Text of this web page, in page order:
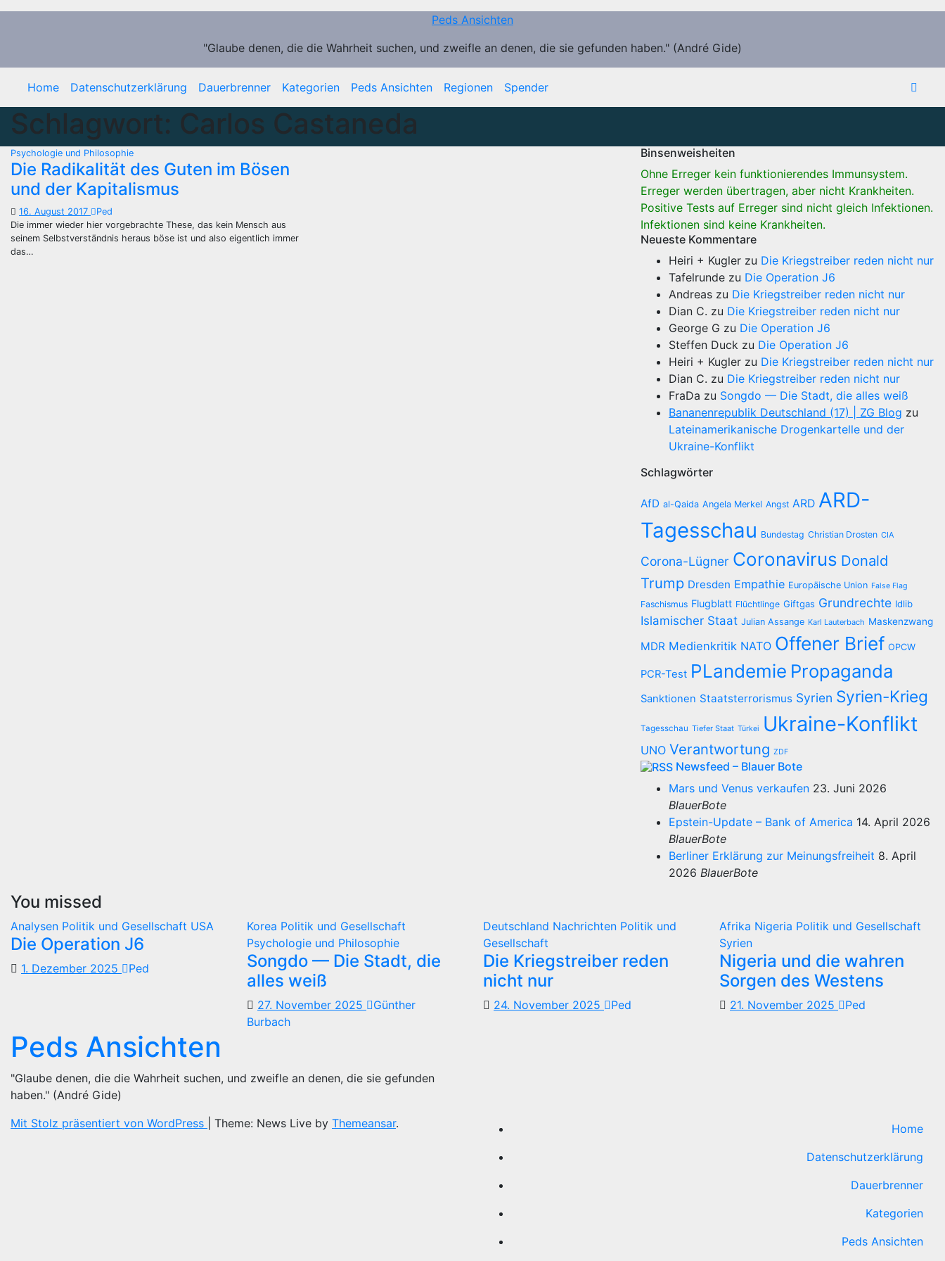
Zum
Peds Ansichten
"Glaube denen, die die Wahrheit suchen, und zweifle an denen, die sie gefunden haben." (André Gide)
Home Datenschutzerklärung Dauerbrenner Kategorien Peds Ansichten Regionen Spender
Schlagwort: Carlos Castaneda
Psychologie und Philosophie
Die Radikalität des Guten im Bösen
und der Kapitalismus
16. August 2017
Ped
Die immer wieder hier vorgebrachte These, das kein Mensch aus
seinem Selbstverständnis heraus böse ist und also eigentlich immer
das…
Binsenweisheiten
Ohne Erreger kein funktionierendes Immunsystem.
Erreger werden übertragen, aber nicht Krankheiten.
Positive Tests auf Erreger sind nicht gleich Infektionen.
Infektionen sind keine Krankheiten.
Neueste Kommentare
Heiri + Kugler zu Die Kriegstreiber reden nicht nur
Tafelrunde zu Die Operation J6
Andreas zu Die Kriegstreiber reden nicht nur
Dian C. zu Die Kriegstreiber reden nicht nur
George G zu Die Operation J6
Steffen Duck zu Die Operation J6
Heiri + Kugler zu Die Kriegstreiber reden nicht nur
Dian C. zu Die Kriegstreiber reden nicht nur
FraDa zu Songdo — Die Stadt, die alles weiß
Bananenrepublik Deutschland (17) | ZG Blog zu
Lateinamerikanische Drogenkartelle und der
Ukraine-Konflikt
Schlagwörter
AfD al-Qaida Angela Merkel Angst ARD ARD-
Tagesschau Bundestag Christian Drosten CIA
Corona-Lügner Coronavirus Donald
Trump Dresden Empathie Europäische Union False Flag
Faschismus Flugblatt Flüchtlinge Giftgas Grundrechte Idlib
Islamischer Staat Julian Assange Karl Lauterbach Maskenzwang
MDR Medienkritik NATO Offener Brief OPCW
PCR-Test PLandemie Propaganda
Sanktionen Staatsterrorismus Syrien Syrien-Krieg
Tagesschau Tiefer Staat Türkei Ukraine-Konflikt
UNO Verantwortung ZDF
Newsfeed – Blauer Bote
Mars und Venus verkaufen 23. Juni 2026
BlauerBote
Epstein-Update – Bank of America 14. April 2026
BlauerBote
Berliner Erklärung zur Meinungsfreiheit 8. April
2026 BlauerBote
You missed
Analysen Politik und Gesellschaft USA
Die Operation J6
1. Dezember 2025 Ped
Korea Politik und Gesellschaft
Psychologie und Philosophie
Songdo — Die Stadt, die
alles weiß
27. November 2025
Günther
Burbach
Deutschland Nachrichten Politik und
Gesellschaft
Die Kriegstreiber reden
nicht nur
24. November 2025 Ped
Afrika Nigeria Politik und Gesellschaft
Syrien
Nigeria und die wahren
Sorgen des Westens
21. November 2025 Ped
Peds Ansichten
"Glaube denen, die die Wahrheit suchen, und zweifle an denen, die sie gefunden
haben." (André Gide)
Mit Stolz präsentiert von WordPress
Theme: News Live by Themeansar.
Home
Datenschutzerklärung
Dauerbrenner
Kategorien
Peds Ansichten